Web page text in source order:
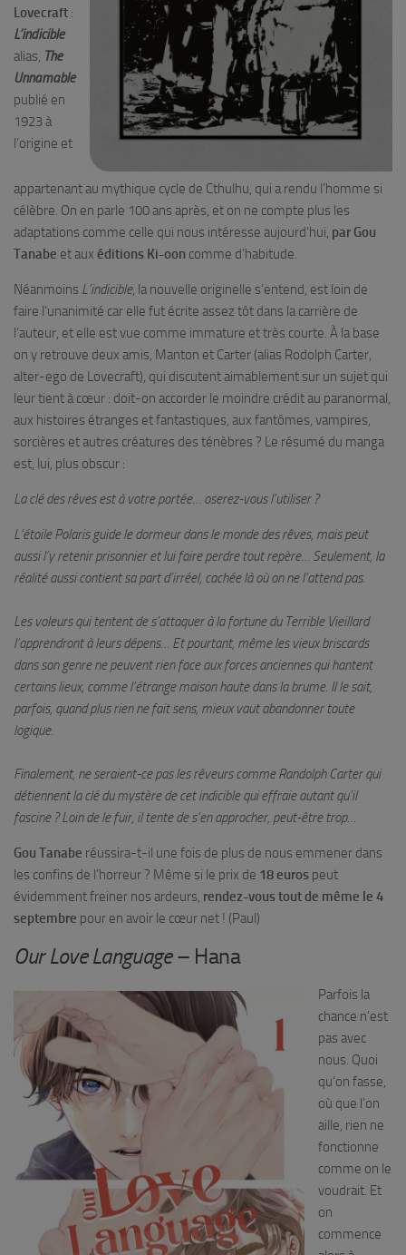
Lovecraft :
L’indicible
alias, The
Unnamable
publié en
1923 à
l’origine et
appartenant au mythique cycle de Cthulhu, qui a rendu l’homme si
célèbre. On en parle 100 ans après, et on ne compte plus les
adaptations comme celle qui nous intéresse aujourd’hui, par Gou
Tanabe et aux éditions Ki-oon comme d’habitude.
Néanmoins L’indicible, la nouvelle originelle s’entend, est loin de
faire l’unanimité car elle fut écrite assez tôt dans la carrière de
l’auteur, et elle est vue comme immature et très courte. À la base
on y retrouve deux amis, Manton et Carter (alias Rodolph Carter,
alter-ego de Lovecraft), qui discutent aimablement sur un sujet qui
leur tient à cœur : doit-on accorder le moindre crédit au paranormal,
aux histoires étranges et fantastiques, aux fantômes, vampires,
sorcières et autres créatures des ténèbres ? Le résumé du manga
est, lui, plus obscur :
La clé des rêves est à votre portée… oserez-vous l’utiliser ?
L’étoile Polaris guide le dormeur dans le monde des rêves, mais peut
aussi l’y retenir prisonnier et lui faire perdre tout repère… Seulement, la
réalité aussi contient sa part d’irréel, cachée là où on ne l’attend pas.
Les voleurs qui tentent de s’attaquer à la fortune du Terrible Vieillard
l’apprendront à leurs dépens… Et pourtant, même les vieux briscards
dans son genre ne peuvent rien face aux forces anciennes qui hantent
certains lieux, comme l’étrange maison haute dans la brume. Il le sait,
parfois, quand plus rien ne fait sens, mieux vaut abandonner toute
logique.
Finalement, ne seraient-ce pas les rêveurs comme Randolph Carter qui
détiennent la clé du mystère de cet indicible qui effraie autant qu’il
fascine ? Loin de le fuir, il tente de s’en approcher, peut-être trop…
Gou Tanabe réussira-t-il une fois de plus de nous emmener dans
les confins de l’horreur ? Même si le prix de 18 euros peut
évidemment freiner nos ardeurs, rendez-vous tout de même le 4
septembre pour en avoir le cœur net ! (Paul)
Our Love Language– Hana
Parfois la
chance n’est
pas avec
nous. Quoi
qu’on fasse,
où que l’on
aille, rien ne
fonctionne
comme on le
voudrait. Et
on
commence